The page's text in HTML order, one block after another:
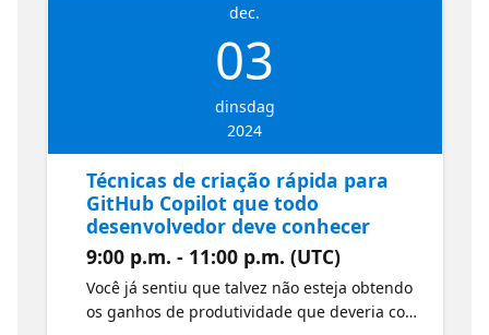
dec.
03
dinsdag
2024
Técnicas de criação rápida para
GitHub Copilot que todo
desenvolvedor deve conhecer
9:00 p.m. - 11:00 p.m. (UTC)
Você já sentiu que talvez não esteja obtendo
os ganhos de produtividade que deveria com